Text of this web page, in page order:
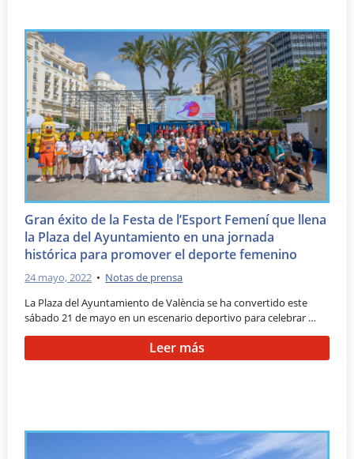
Gran éxito de la Festa de l’Esport Femení que llena
la Plaza del Ayuntamiento en una jornada
histórica para promover el deporte femenino
24 mayo, 2022 • Notas de prensa
La Plaza del Ayuntamiento de València se ha convertido este
sábado 21 de mayo en un escenario deportivo para celebrar …
Leer más